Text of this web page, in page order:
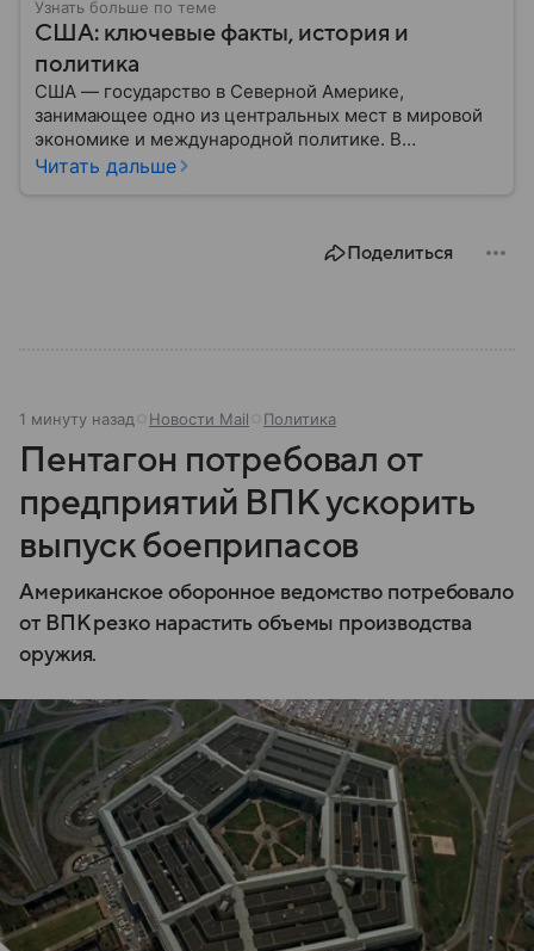
Узнать больше по теме
США: ключевые факты, история и
политика
США — государство в Северной Америке,
занимающее одно из центральных мест в мировой
экономике и международной политике. В
материале — основные сведения об этой стране.
Читать дальше
Поделиться
1 минуту назад Новости Mail Политика
Пентагон потребовал от
предприятий ВПК ускорить
выпуск боеприпасов
Американское оборонное ведомство потребовало
от ВПК резко нарастить объемы производства
оружия.